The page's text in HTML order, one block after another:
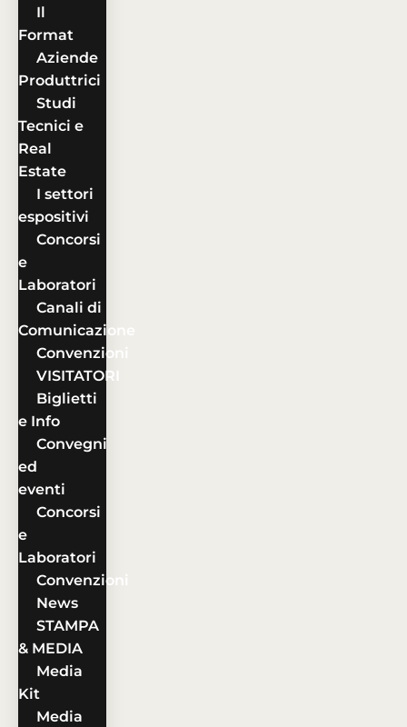
Il
Format
Aziende
Produttrici
Studi
Tecnici e
Real
Estate
I settori
espositivi
Concorsi
e
Laboratori
Canali di
Comunicazione
Convenzioni
VISITATORI
Biglietti
e Info
Convegni
ed
eventi
Concorsi
e
Laboratori
Convenzioni
News
STAMPA
& MEDIA
Media
Kit
Media